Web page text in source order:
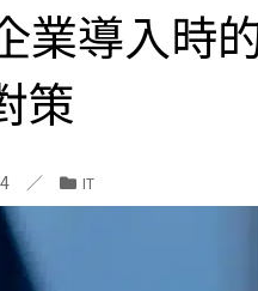
業導入時
策
IT